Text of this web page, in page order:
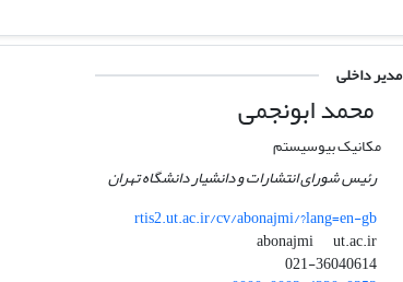
مدیر داخلی
محمد ابونجمی
مکانیک بیوسیستم
رئیس شورای انتشارات و دانشیار دانشگاه تهران
rtis2.ut.ac.ir/cv/abonajmi/?lang=en-gb
abonajmi
ut.ac.ir
021-36040614